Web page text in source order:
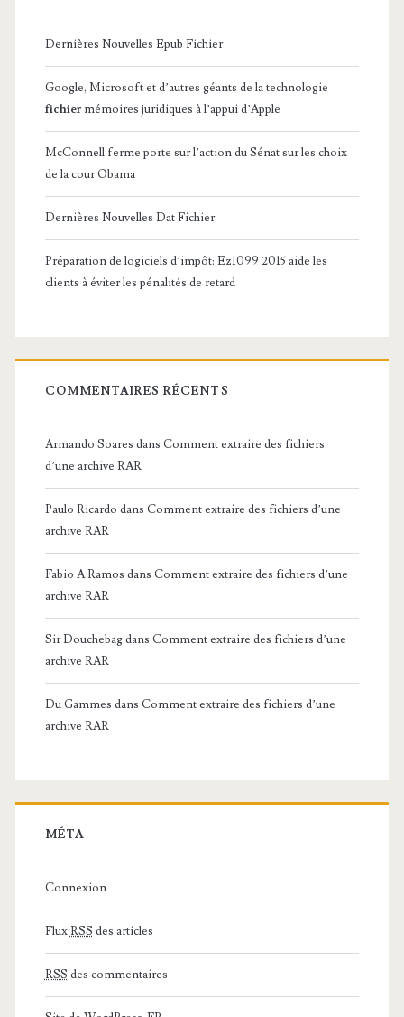
Dernières Nouvelles Epub Fichier
Google, Microsoft et d’autres géants de la technologie
fichier mémoires juridiques à l’appui d’Apple
McConnell ferme porte sur l’action du Sénat sur les choix
de la cour Obama
Dernières Nouvelles Dat Fichier
Préparation de logiciels d’impôt: Ez1099 2015 aide les
clients à éviter les pénalités de retard
COMMENTAIRES RÉCENTS
Armando Soares dans Comment extraire des fichiers
d’une archive RAR
Paulo Ricardo dans Comment extraire des fichiers d’une
archive RAR
Fabio A Ramos dans Comment extraire des fichiers d’une
archive RAR
Sir Douchebagdans Comment extraire des fichiers d’une
archive RAR
Du Gammes dans Comment extraire des fichiers d’une
archive RAR
MÉTA
Connexion
FluxRSS des articles
RSS des commentaires